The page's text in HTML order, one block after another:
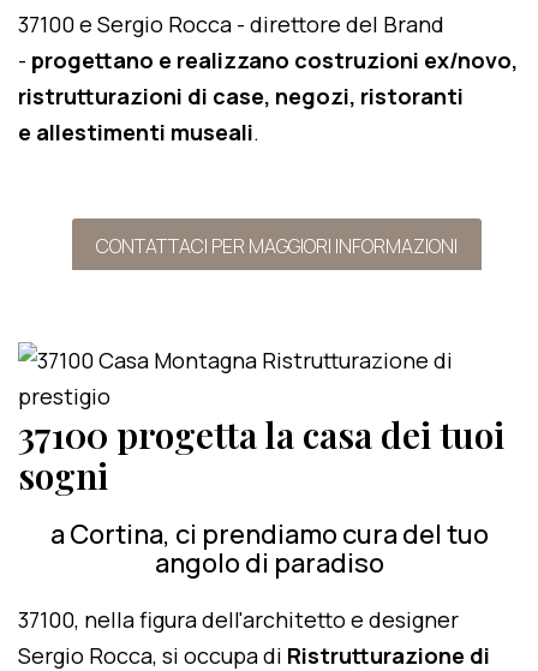
37100 e Sergio Rocca - direttore del Brand
- progettano e realizzano costruzioni ex/novo,
ristrutturazioni di case, negozi, ristoranti
e allestimenti museali.
CONTATTACI PER MAGGIORI INFORMAZIONI
37100 progetta la casa dei tuoi
sogni
a Cortina, ci prendiamo cura del tuo
angolo di paradiso
37100, nella figura dell'architetto e designer
Sergio Rocca, si occupa di Ristrutturazione di